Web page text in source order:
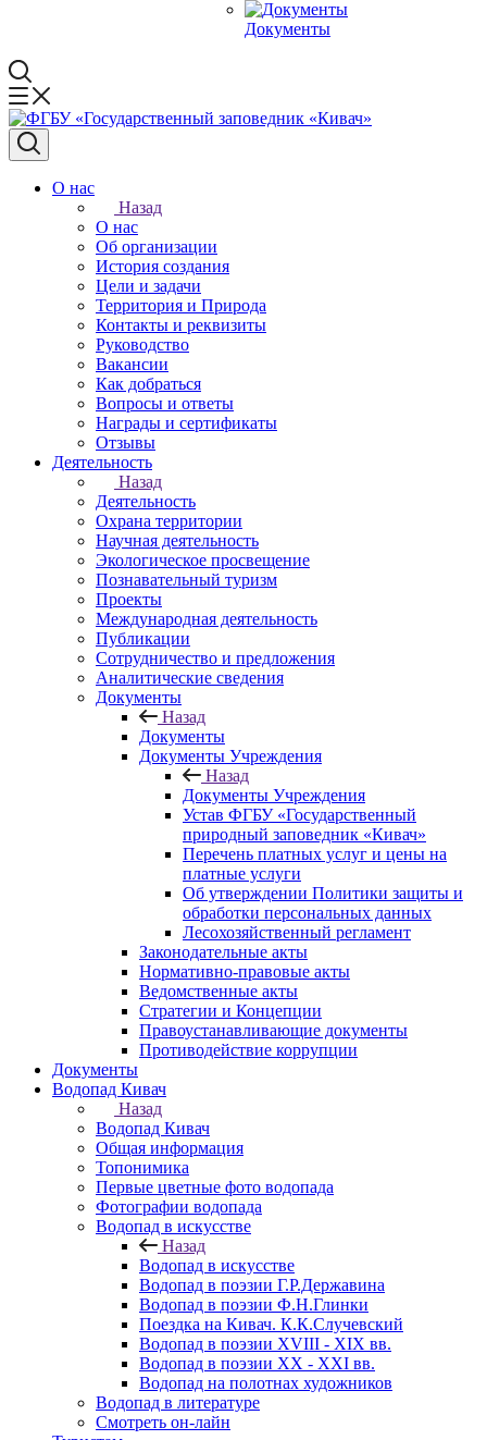
Документы
О нас
Назад
О нас
Об организации
История создания
Цели и задачи
Территория и Природа
Контакты и реквизиты
Руководство
Вакансии
Как добраться
Вопросы и ответы
Награды и сертификаты
Отзывы
Деятельность
Назад
Деятельность
Охрана территории
Научная деятельность
Экологическое просвещение
Познавательный туризм
Проекты
Международная деятельность
Публикации
Сотрудничество и предложения
Аналитические сведения
Документы
Назад
Документы
Документы Учреждения
Назад
Документы Учреждения
Устав ФГБУ «Государственный
природный заповедник «Кивач»
Перечень платных услуг и цены на
платные услуги
Об утверждении Политики защиты и
обработки персональных данных
Лесохозяйственный регламент
Законодательные акты
Нормативно-правовые акты
Ведомственные акты
Стратегии и Концепции
Правоустанавливающие документы
Противодействие коррупции
Документы
Водопад Кивач
Назад
Водопад Кивач
Общая информация
Топонимика
Первые цветные фото водопада
Фотографии водопада
Водопад в искусстве
Назад
Водопад в искусстве
Водопад в поэзии Г.Р.Державина
Водопад в поэзии Ф.Н.Глинки
Поездка на Кивач. К.К.Случевский
Водопад в поэзии XVIII - XIX вв.
Водопад в поэзии XX - XXI вв.
Водопад на полотнах художников
Водопад в литературе
Смотреть он-лайн